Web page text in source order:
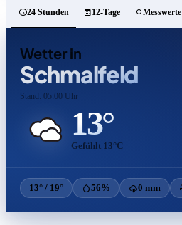
24 Stunden 12-Tage Messwerte
Wetter in
Schmalfeld
Stand: 05:00 Uhr
13°
Gefühlt 13°C
13° / 19° 56% 0 mm